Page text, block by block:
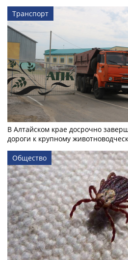
Транспорт
В Алтайском крае досрочно
дороги к крупному
Общество